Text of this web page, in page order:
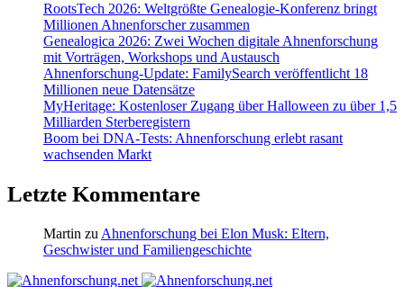
RootsTech 2026: Weltgrößte Genealogie-Konferenz bringt
Millionen Ahnenforscher zusammen
Genealogica 2026: Zwei Wochen digitale Ahnenforschung
mit Vorträgen, Workshops und Austausch
Ahnenforschung-Update: FamilySearch veröffentlicht 18
Millionen neue Datensätze
MyHeritage: Kostenloser Zugang über Halloween zu über 1,5
Milliarden Sterberegistern
Boom bei DNA-Tests: Ahnenforschung erlebt rasant
wachsenden Markt
Letzte Kommentare
Martin zu Ahnenforschung bei Elon Musk: Eltern,
Geschwister und Familiengeschichte